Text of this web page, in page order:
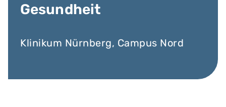
Gesundheit
Klinikum Nürnberg, Campus Nord